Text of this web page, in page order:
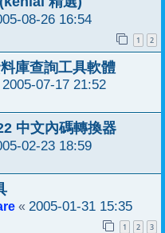
08-26 16:54
1 2
庫查詢工具軟體
2005-07-17 21:52
中文內碼轉換器
02-23 18:59
« 2005-01-31 15:35
1 2 3